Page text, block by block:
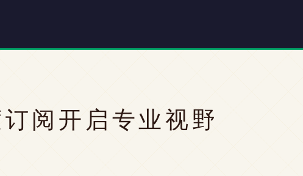
阅开启专业视野